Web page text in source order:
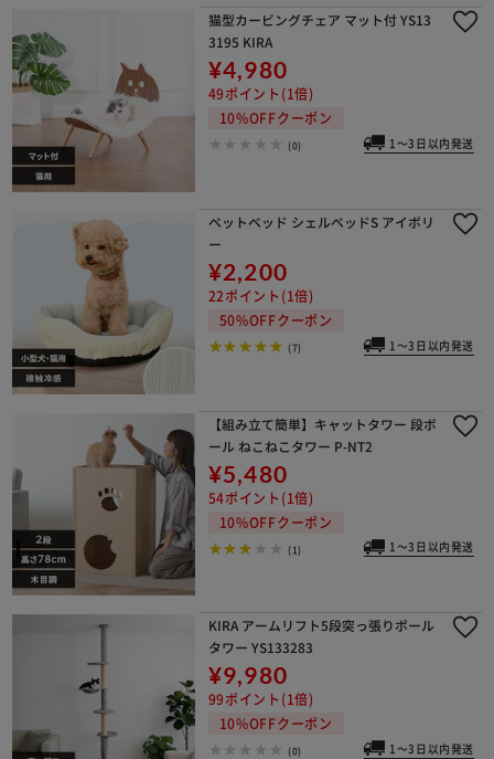
猫型カービングチェア マット付 YS13
3195 KIRA
¥4,980
49ポイント(1倍)
10%OFFクーポン
(0) 1～3日以内発送
ペットベッド シェルベッドS アイボリ
ー
¥2,200
22ポイント(1倍)
50%OFFクーポン
(7) 1～3日以内発送
【組み立て簡単】キャットタワー 段ボ
ール ねこねこタワー P-NT2
¥5,480
54ポイント(1倍)
10%OFFクーポン
(1) 1～3日以内発送
KIRA アームリフト5段突っ張りポール
タワー YS133283
¥9,980
99ポイント(1倍)
10%OFFクーポン
(0) 1～3日以内発送